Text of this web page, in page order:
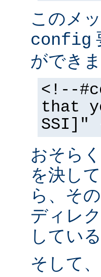
このメ
config
ができ
<!--
that
SSI]"
おそら
を決し
ら、そ
ディレ
してい
そして、